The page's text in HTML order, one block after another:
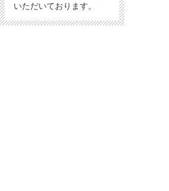
いただいております。